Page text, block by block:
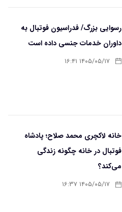
رسوایی بزرگ/ فدراسیون فوتبال به
داوران خدمات جنسی داده است
۱۴۰۵/۰۵/۱۷ ۱۶:۴۱
خانه لاکچری محمد صلاح؛ پادشاه
فوتبال در خانه چگونه زندگی
می‌کند؟
۱۴۰۵/۰۵/۱۷ ۱۶:۳۷